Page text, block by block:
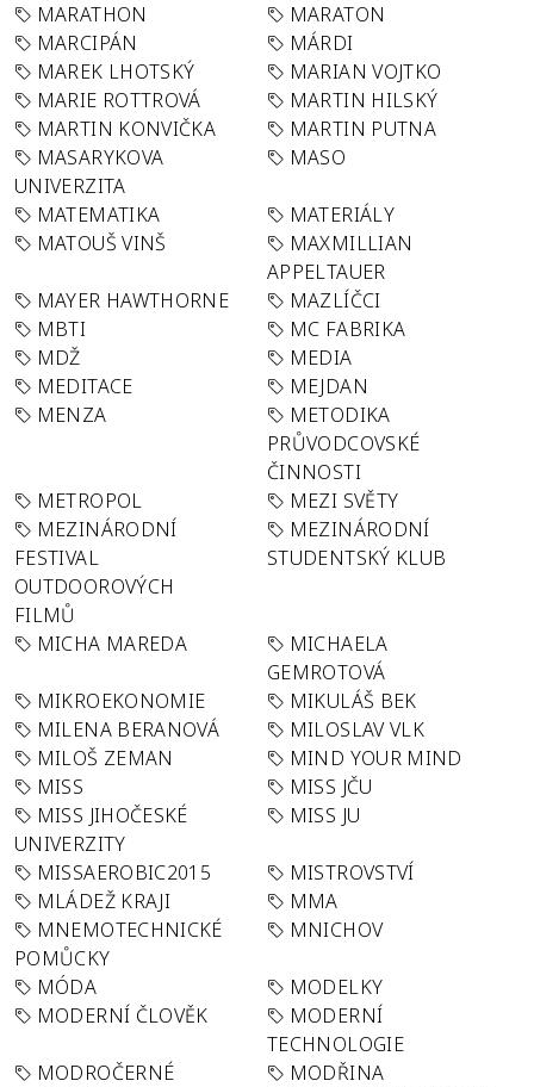
MARATHON
MARATON
MARCIPÁN
MÁRDI
MAREK LHOTSKÝ
MARIAN VOJTKO
MARIE ROTTROVÁ
MARTIN HILSKÝ
MARTIN KONVIČKA
MARTIN PUTNA
MASARYKOVA
UNIVERZITA
MASO
MATEMATIKA
MATERIÁLY
MATOUŠ VINŠ
MAXMILLIAN
APPELTAUER
MAYER HAWTHORNE
MAZLÍČCI
MBTI
MC FABRIKA
MDŽ
MEDIA
MEDITACE
MEJDAN
MENZA
METODIKA
PRŮVODCOVSKÉ
ČINNOSTI
METROPOL
MEZI SVĚTY
MEZINÁRODNÍ
FESTIVAL
OUTDOOROVÝCH
FILMŮ
MEZINÁRODNÍ
STUDENTSKÝ KLUB
MICHA MAREDA
MICHAELA
GEMROTOVÁ
MIKROEKONOMIE
MIKULÁŠ BEK
MILENA BERANOVÁ
MILOSLAV VLK
MILOŠ ZEMAN
MIND YOUR MIND
MISS
MISS JČU
MISS JIHOČESKÉ
UNIVERZITY
MISS JU
MISSAEROBIC2015
MISTROVSTVÍ
MLÁDEŽ KRAJI
MMA
MNEMOTECHNICKÉ
POMŮCKY
MNICHOV
MÓDA
MODELKY
MODERNÍ ČLOVĚK
MODERNÍ
TECHNOLOGIE
MODROČERNÉ
MODŘINA